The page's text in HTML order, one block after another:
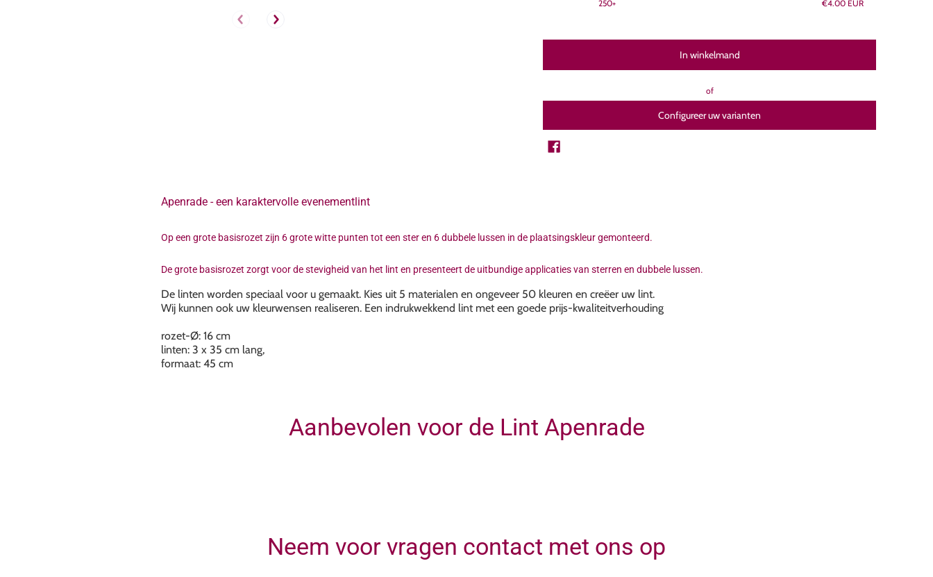
250+ €4.00 EUR
In winkelmand
of
Configureer uw varianten
Apenrade - een karaktervolle evenementlint
Op een grote basisrozet zijn 6 grote witte punten tot een ster en 6 dubbele lussen in de plaatsingskleur gemonteerd.
De grote basisrozet zorgt voor de stevigheid van het lint en presenteert de uitbundige applicaties van sterren en dubbele lussen.
De linten worden speciaal voor u gemaakt. Kies uit 5 materialen en ongeveer 50 kleuren en creëer uw lint.
Wij kunnen ook uw kleurwensen realiseren. Een indrukwekkend lint met een goede prijs-kwaliteitverhouding
​rozet-Ø: 16 cm
linten: 3 x 35 cm lang,
formaat: 45 cm
Aanbevolen voor de Lint Apenrade
Neem voor vragen contact met ons op